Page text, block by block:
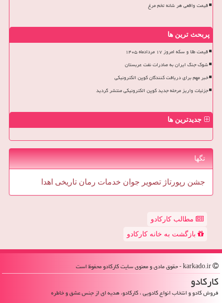
قیمت واقعی هر شانه تخم مرغ
پربحث ترین ها
قیمت طلا و سکه امروز ۱۷ مردادماه ۱۴۰۵
شوک جنگ ایران به صادرات نفت عربستان
خبر مهم برای دریافت کنندگان کوپن الکترونیکی
جزئیات واریز مرحله جدید کوپن الکترونیکی منتشر گردید
جدیدترین ها
تگها
جشن رپورتاژ تصویر جوان خدمات رمان تاریخی اهدا
مطالب کارکادو
بازگشت به خانه کارکادو
كاركادو
فروش کادو و انتخاب انواع کادویی ، کارکادو، هدیه ای از جنس عشق و خاطره